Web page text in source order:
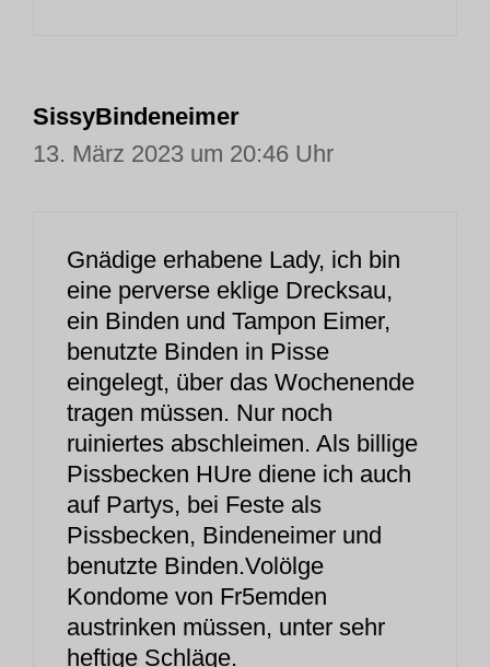
SissyBindeneimer
13. März 2023 um 20:46 Uhr
Gnädige erhabene Lady, ich bin
eine perverse eklige Drecksau,
ein Binden und Tampon Eimer,
benutzte Binden in Pisse
eingelegt, über das Wochenende
tragen müssen. Nur noch
ruiniertes abschleimen. Als billige
Pissbecken HUre diene ich auch
auf Partys, bei Feste als
Pissbecken, Bindeneimer und
benutzte Binden.Volölge
Kondome von Fr5emden
austrinken müssen, unter sehr
heftige Schläge.